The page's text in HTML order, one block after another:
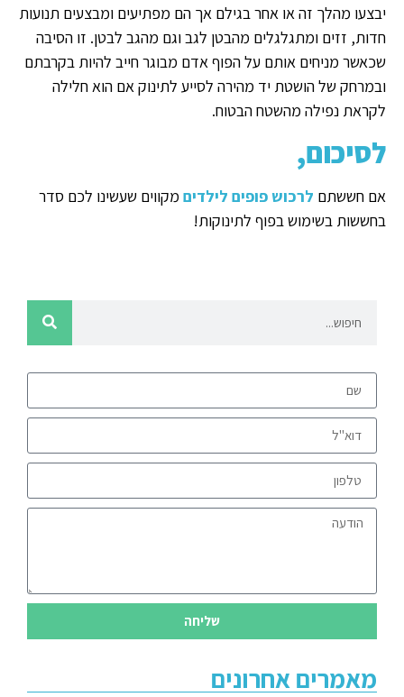
יבצעו מהלך זה או אחר בגילם אך הם מפתיעים ומבצעים תנועות
חדות, זזים ומתגלגלים מהבטן לגב וגם מהגב לבטן. זו הסיבה
שכאשר מניחים אותם על הפוף אדם מבוגר חייב להיות בקרבתם
ובמרחק של הושטת יד מהירה לסייע לתינוק אם הוא חלילה
לקראת נפילה מהשטח הבטוח.
לסיכום,
אם חששתם לרכוש פופים לילדים מקווים שעשינו לכם סדר
בחששות בשימוש בפוף לתינוקות!
שליחה
מאמרים אחרונים